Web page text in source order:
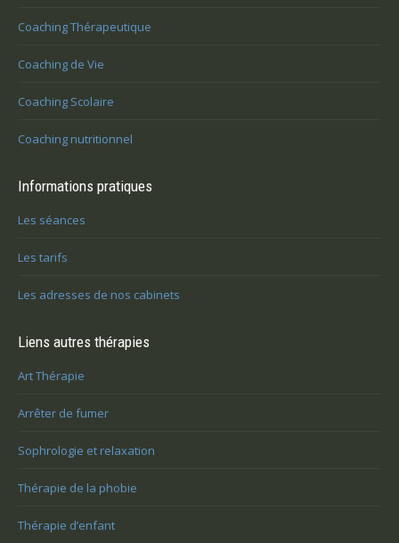
Coaching Thérapeutique
Coaching de Vie
Coaching Scolaire
Coaching nutritionnel
Informations pratiques
Les séances
Les tarifs
Les adresses de nos cabinets
Liens autres thérapies
Art Thérapie
Arrêter de fumer
Sophrologie et relaxation
Thérapie de la phobie
Thérapie d’enfant